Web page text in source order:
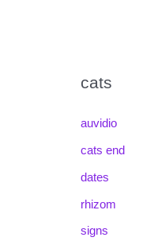
cats
auvidio
cats end
dates
rhizom
signs